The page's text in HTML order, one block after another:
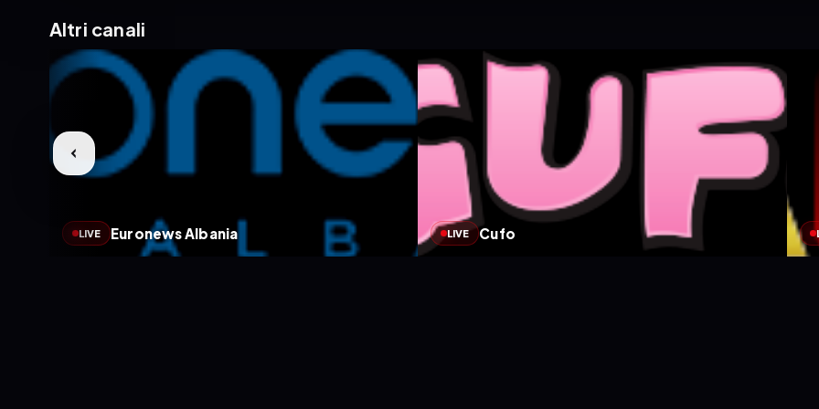
Altri canali
LIVE Euronews Albania LIVE Cufo